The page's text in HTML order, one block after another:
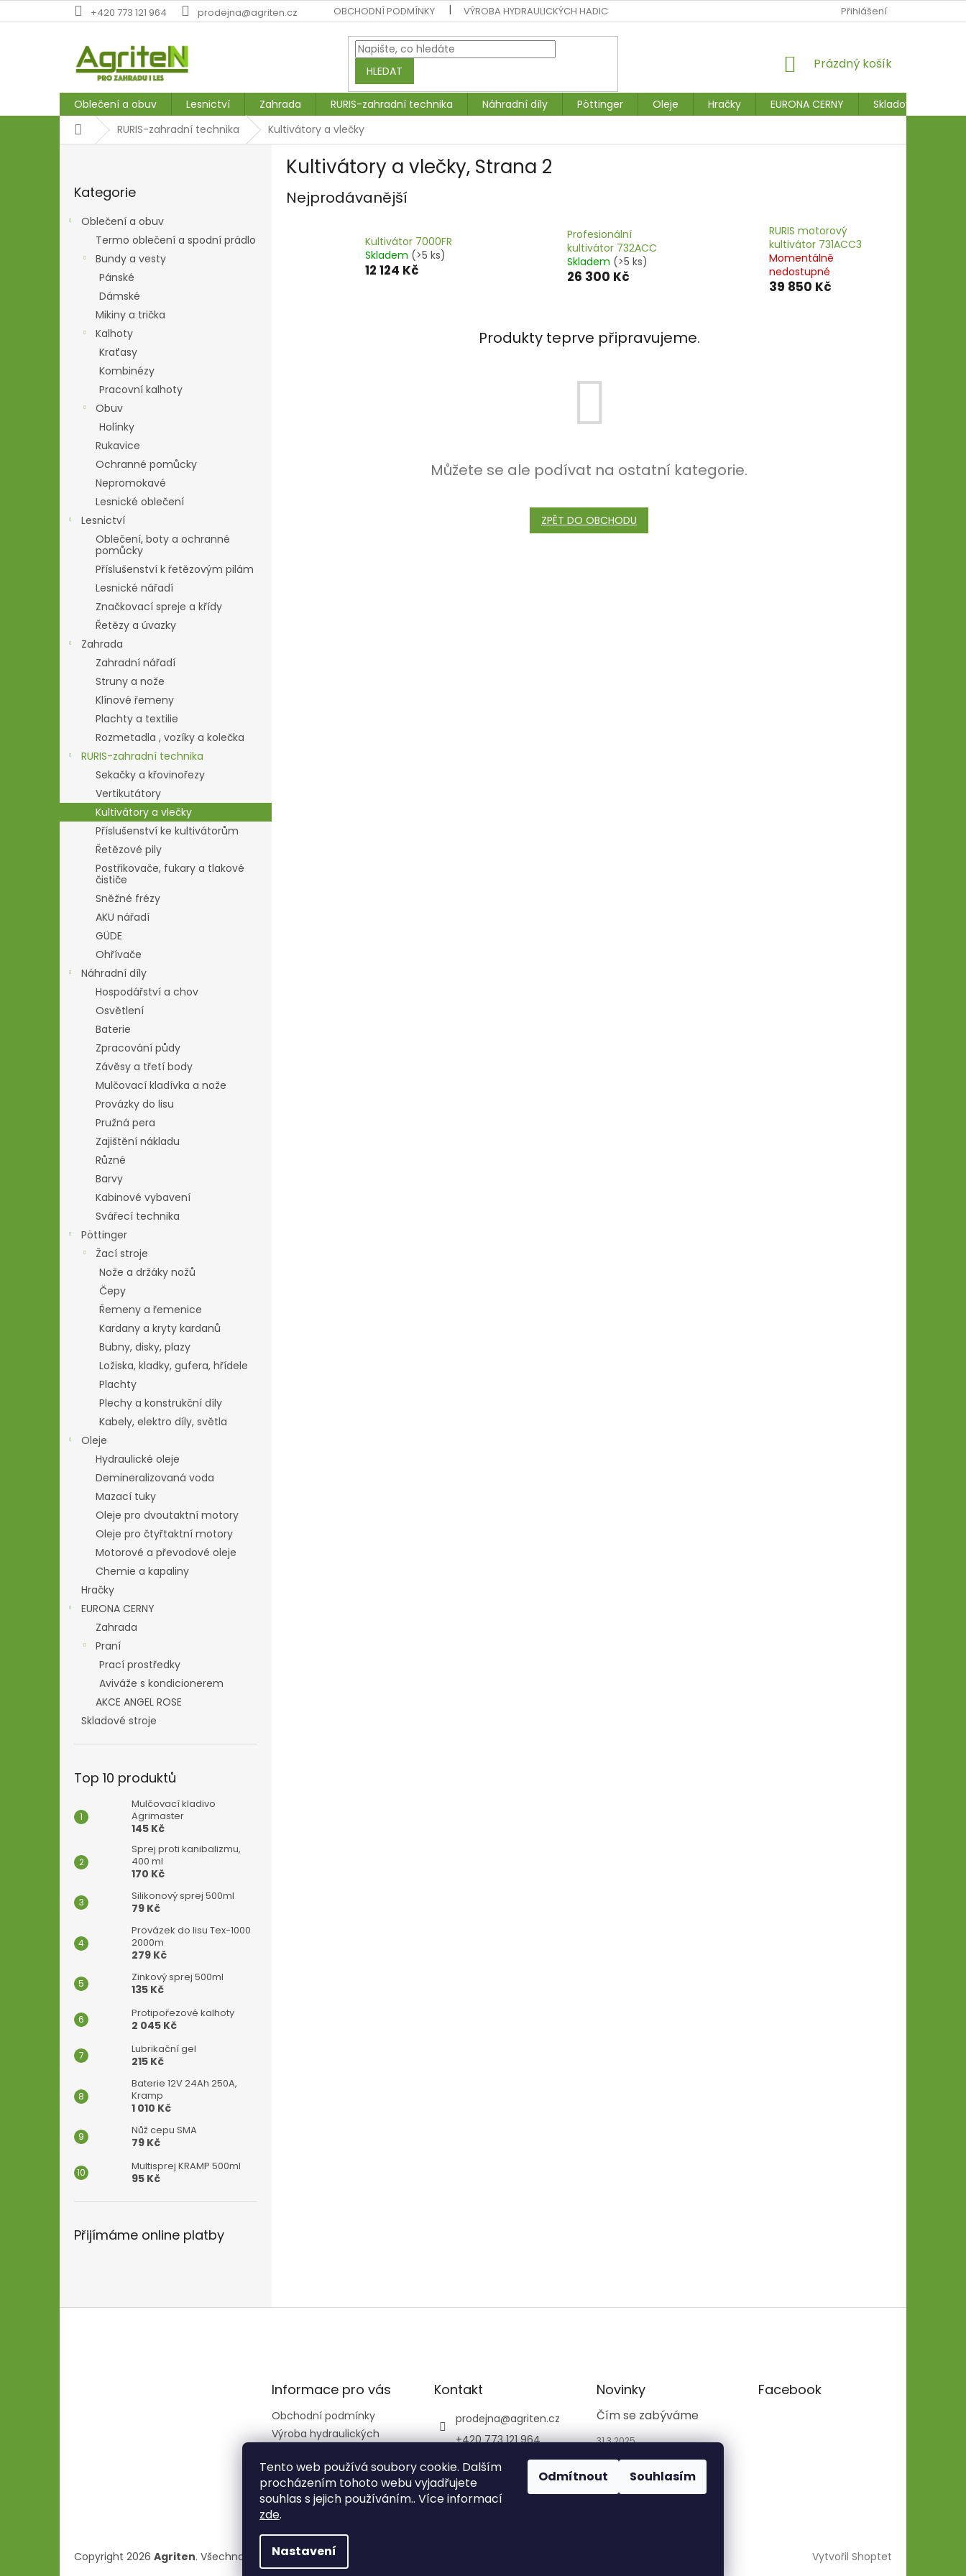
Tento web používá soubory cookie. Dalším
procházením tohoto webu vyjadřujete
souhlas s jejich používáním.. Více informací
zde.
Nastavení
Odmítnout Souhlasím
na
+420 773 121 964 prodejna@agriten.cz OBCHODNÍ PODMÍNKY VÝROBA HYDRAULICKÝCH HADIC Přihlášení
HLEDAT
NÁKUPNÍ
Prázdný košík
Oblečení a obuv Lesnictví Zahrada RURIS-zahradní technika Náhradní díly Pöttinger Oleje Hračky EURONA CERNY
Skladové stroje
DomůRURIS-zahradní technika Kultivátory a vlečky
kategorie
Kategorie
Oblečení a obuv
Termo oblečení a spodní prádlo
Bundy a vesty
Pánské
Dámské
Mikiny a trička
Kalhoty
Kraťasy
Kombinézy
Pracovní kalhoty
Obuv
Holínky
Rukavice
Ochranné pomůcky
Nepromokavé
Lesnické oblečení
Lesnictví
Oblečení, boty a ochranné
pomůcky
Příslušenství k řetězovým pilám
Lesnické nářadí
Značkovací spreje a křídy
Řetězy a úvazky
Zahrada
Zahradní nářadí
Struny a nože
Klínové řemeny
Plachty a textilie
Rozmetadla , vozíky a kolečka
RURIS-zahradní technika
Sekačky a křovinořezy
Vertikutátory
Kultivátory a vlečky
Příslušenství ke kultivátorům
Řetězové pily
Postřikovače, fukary a tlakové
čističe
Sněžné frézy
AKU nářadí
GÜDE
Ohřívače
Náhradní díly
Hospodářství a chov
Osvětlení
Baterie
Zpracování půdy
Závěsy a třetí body
Mulčovací kladívka a nože
Provázky do lisu
Pružná pera
Zajištění nákladu
Různé
Barvy
Kabinové vybavení
Svářecí technika
Pöttinger
Žací stroje
Nože a držáky nožů
Čepy
Řemeny a řemenice
Kardany a kryty kardanů
Bubny, disky, plazy
Ložiska, kladky, gufera, hřídele
Plachty
Plechy a konstrukční díly
Kabely, elektro díly, světla
Oleje
Hydraulické oleje
Demineralizovaná voda
Mazací tuky
Oleje pro dvoutaktní motory
Oleje pro čtyřtaktní motory
Motorové a převodové oleje
Chemie a kapaliny
Hračky
EURONA CERNY
Zahrada
Praní
Prací prostředky
Aviváže s kondicionerem
AKCE ANGEL ROSE
Skladové stroje
Top 10 produktů
Mulčovací kladivo
Agrimaster
145 Kč
Sprej proti kanibalizmu,
400 ml
170 Kč
Silikonový sprej 500ml
79 Kč
Provázek do lisu Tex-1000
2000m
279 Kč
Zinkový sprej 500ml
135 Kč
Protipořezové kalhoty
2 045 Kč
Lubrikační gel
215 Kč
Baterie 12V 24Ah 250A,
Kramp
1 010 Kč
Nůž cepu SMA
79 Kč
Multisprej KRAMP 500ml
95 Kč
Přijímáme online platby
Kultivátory a vlečky, Strana 2
Nejprodávanější
Kultivátor 7000FR
Skladem (>5 ks)
12 124 Kč
Profesionální
kultivátor 732ACC
Skladem (>5 ks)
26 300 Kč
RURIS motorový
kultivátor 731ACC3
Momentálně
nedostupné
39 850 Kč
Produkty teprve připravujeme.
Můžete se ale podívat na ostatní kategorie.
ZPĚT DO OBCHODU
Informace pro vás
Obchodní podmínky
Výroba hydraulických
Kontakt
prodejna@agriten.cz
+420 773 121 964
+420 773 121 964
agriten_prodejna_tru
tnov_
Novinky
Čím se zabýváme
31.3.2025
Facebook
Vytvořil Shoptet
Copyright 2026 Agriten. Všechna práva vyhrazena.